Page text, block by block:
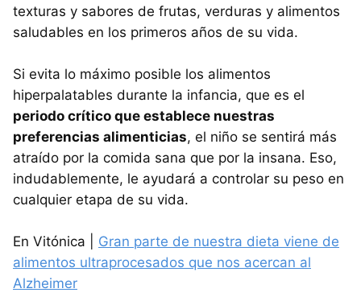
texturas y sabores de frutas, verduras y alimentos
saludables en los primeros años de su vida.
Si evita lo máximo posible los alimentos
hiperpalatables durante la infancia, que es el
periodo crítico que establece nuestras
preferencias alimenticias, el niño se sentirá más
atraído por la comida sana que por la insana. Eso,
indudablemente, le ayudará a controlar su peso en
cualquier etapa de su vida.
En Vitónica | Gran parte de nuestra dieta viene de
alimentos ultraprocesados que nos acercan al
Alzheimer